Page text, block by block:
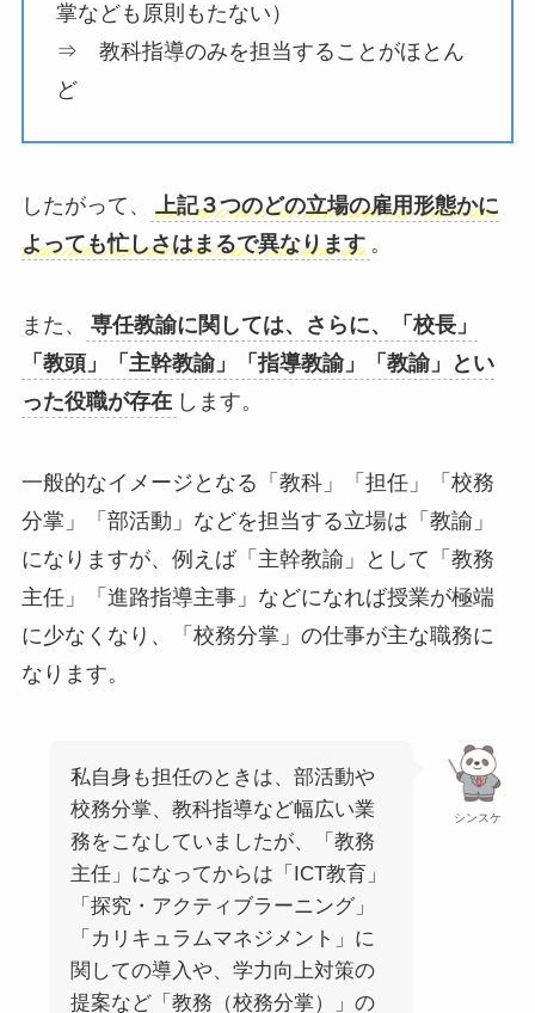
掌なども原則もたない）
⇒ 教科指導のみを担当することがほとん
ど
したがって、
上記３つのどの立場の雇用形態かに
よっても忙しさはまるで異なります 。
また、
専任教諭に関しては、さらに、「校長」
「教頭」「主幹教諭」「指導教諭」「教諭」とい
った役職が存在 します。
一般的なイメージとなる「教科」「担任」「校務
分掌」「部活動」などを担当する立場は「教諭」
になりますが、例えば「主幹教諭」として「教務
主任」「進路指導主事」などになれば授業が極端
に少なくなり、「校務分掌」の仕事が主な職務に
なります。
シンスケ
私自身も担任のときは、部活動や
校務分掌、教科指導など幅広い業
務をこなしていましたが、「教務
主任」になってからは「ICT教育」
「探究・アクティブラーニング」
「カリキュラムマネジメント」に
関しての導入や、学力向上対策の
提案など「教務（校務分掌）」の